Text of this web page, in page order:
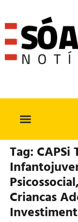
Tag: CAPSi
Criancas